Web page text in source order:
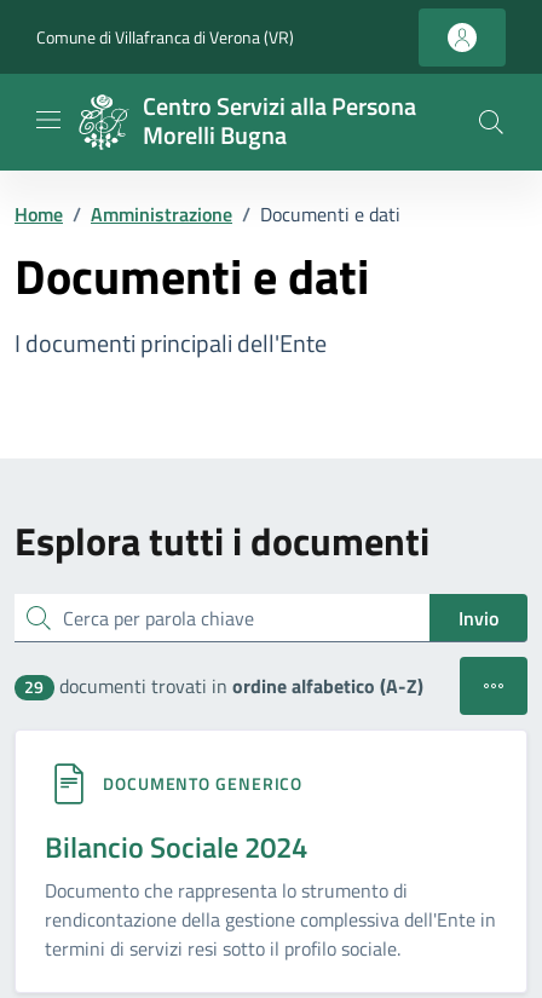
Comune di Villafranca di Verona (VR)
Centro Servizi alla Persona
Morelli Bugna
Home / Amministrazione / Documenti e dati
Documenti e dati
I documenti principali dell'Ente
Esplora tutti i documenti
Cerca Invio
29 documenti trovati in ordine alfabetico (A-Z) Apri
DOCUMENTO GENERICO
Bilancio Sociale 2024
Documento che rappresenta lo strumento di
rendicontazione della gestione complessiva dell'Ente in
termini di servizi resi sotto il profilo sociale.